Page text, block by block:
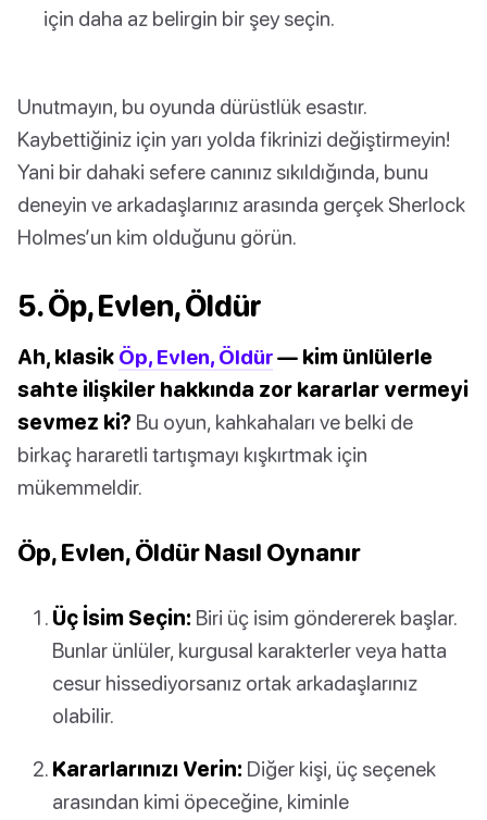
için daha az belirgin bir şey seçin.
Unutmayın, bu oyunda dürüstlük esastır.
Kaybettiğiniz için yarı yolda fikrinizi değiştirmeyin!
Yani bir dahaki sefere canınız sıkıldığında, bunu
deneyin ve arkadaşlarınız arasında gerçek Sherlock
Holmes’un kim olduğunu görün.
5. Öp, Evlen, Öldür
Ah, klasik Öp, Evlen, Öldür— kim ünlülerle
sahte ilişkiler hakkında zor kararlar vermeyi
sevmez ki? Bu oyun, kahkahaları ve belki de
birkaç hararetli tartışmayı kışkırtmak için
mükemmeldir.
Öp, Evlen, Öldür Nasıl Oynanır
Üç İsim Seçin: Biri üç isim göndererek başlar.
Bunlar ünlüler, kurgusal karakterler veya hatta
cesur hissediyorsanız ortak arkadaşlarınız
olabilir.
Kararlarınızı Verin: Diğer kişi, üç seçenek
arasından kimi öpeceğine, kiminle